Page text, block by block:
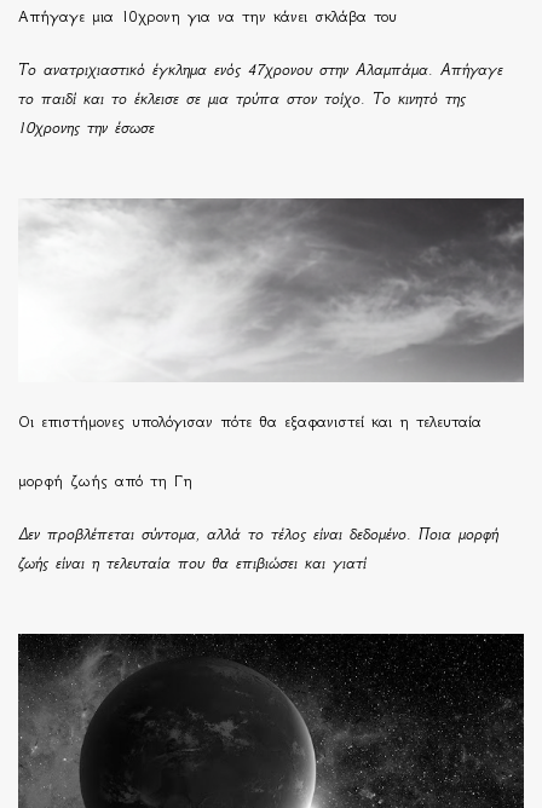
Απήγαγε μια 10χρονη για να την κάνει σκλάβα του
Το ανατριχιαστικό έγκλημα ενός 47χρονου στην Αλαμπάμα. Απήγαγε
το παιδί και το έκλεισε σε μια τρύπα στον τοίχο. Το κινητό της
10χρονης την έσωσε
Οι επιστήμονες υπολόγισαν πότε θα εξαφανιστεί και η τελευταία
μορφή ζωής από τη Γη
Δεν προβλέπεται σύντομα, αλλά το τέλος είναι δεδομένο. Ποια μορφή
ζωής είναι η τελευταία που θα επιβιώσει και γιατί